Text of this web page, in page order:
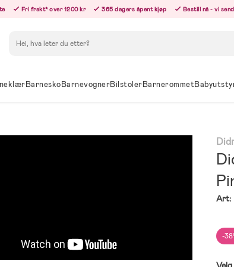
Fri frakt* over 1200 kr 365 dagers åpent kjøp Bestill nå - vi
BarneskoBarnevognerBilstolerBarnerommet
Art:
-